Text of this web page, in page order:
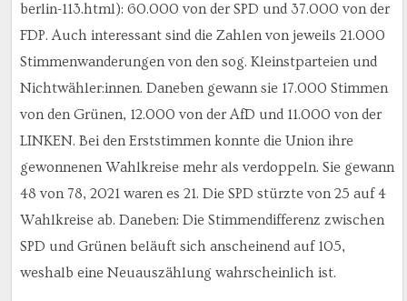
berlin-113.html): 60.000 von der SPD und 37.000 von der
FDP. Auch interessant sind die Zahlen von jeweils 21.000
Stimmenwanderungen von den sog. Kleinstparteien und
Nichtwähler:innen. Daneben gewann sie 17.000 Stimmen
von den Grünen, 12.000 von der AfD und 11.000 von der
LINKEN. Bei den Erststimmen konnte die Union ihre
gewonnenen Wahlkreise mehr als verdoppeln. Sie gewann
48 von 78, 2021 waren es 21. Die SPD stürzte von 25 auf 4
Wahlkreise ab. Daneben: Die Stimmendifferenz zwischen
SPD und Grünen beläuft sich anscheinend auf 105,
weshalb eine Neuauszählung wahrscheinlich ist.